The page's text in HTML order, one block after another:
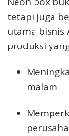
tetapi juga
utama bisnis
produksi
malam